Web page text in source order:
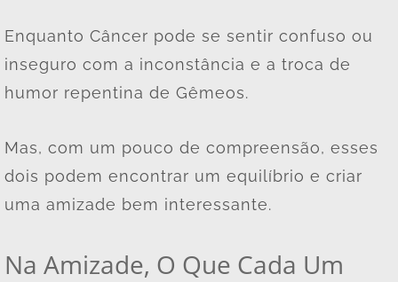
Enquanto Câncer pode se sentir confuso ou
inseguro com a inconstância e a troca de
humor repentina de Gêmeos.
Mas, com um pouco de compreensão, esses
dois podem encontrar um equilíbrio e criar
uma amizade bem interessante.
Na Amizade, O Que Cada Um